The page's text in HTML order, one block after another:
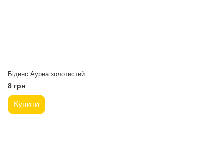
Біденс Ауреа золотистий
8 грн
Купити